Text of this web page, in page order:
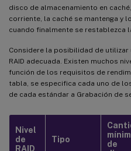
disco de almacenamiento en
corriente, la caché se mantenga y
cuando finalmente se restablezca
Considere la posibilidad de
RAID adecuada. Existen muchos
función de los requisitos de
tabla, se especifica cada uno de
de cada estándar a Grabación de
Nivel
de
RAID
Tipo
de